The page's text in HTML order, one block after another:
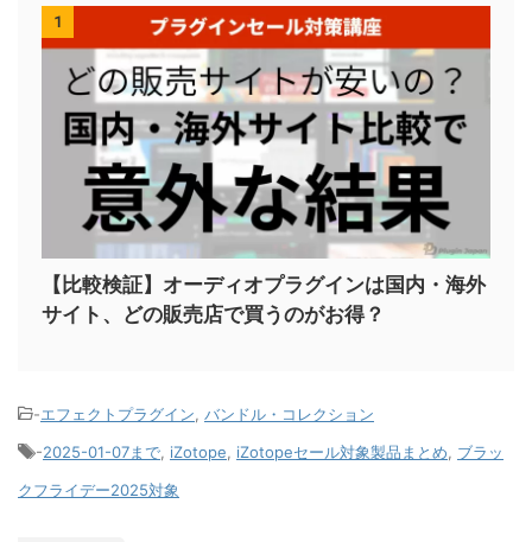
1
【比較検証】オーディオプラグインは国内・海外
サイト、どの販売店で買うのがお得？
-エフェクトプラグイン バンドル・コレクション
-2025-01-07まで iZotope iZotopeセール対象製品まとめ
ブラッ
クフライデー2025対象